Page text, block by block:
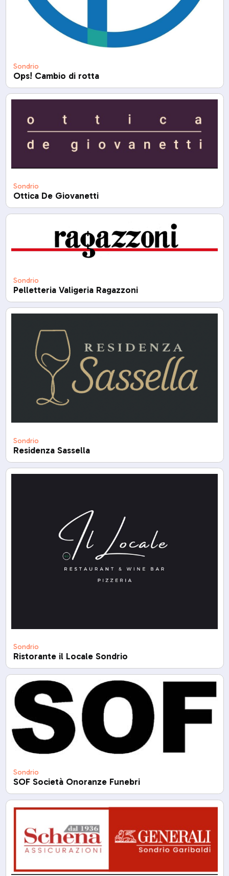
Sondrio
Ops! Cambio di rotta
Sondrio
Ottica De Giovanetti
Sondrio
Pelletteria Valigeria Ragazzoni
Sondrio
Residenza Sassella
Sondrio
Ristorante il Locale Sondrio
Sondrio
SOF Società Onoranze Funebri